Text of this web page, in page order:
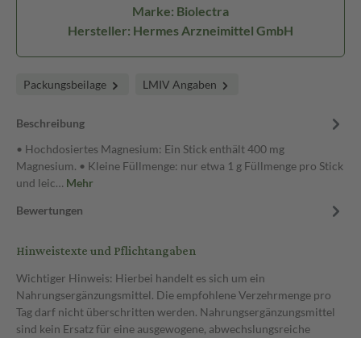
Marke: Biolectra
Hersteller: Hermes Arzneimittel GmbH
Packungsbeilage LMIV Angaben
Beschreibung
• Hochdosiertes Magnesium: Ein Stick enthält 400 mg
Magnesium. • Kleine Füllmenge: nur etwa 1 g Füllmenge pro Stick
und leic… Mehr
Bewertungen
Hinweistexte und Pflichtangaben
Wichtiger Hinweis: Hierbei handelt es sich um ein
Nahrungsergänzungsmittel. Die empfohlene Verzehrmenge pro
Tag darf nicht überschritten werden. Nahrungsergänzungsmittel
sind kein Ersatz für eine ausgewogene, abwechslungsreiche